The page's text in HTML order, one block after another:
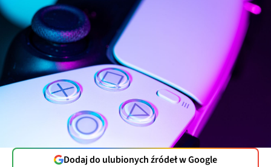
Dodaj do ulubionych źródeł w Google